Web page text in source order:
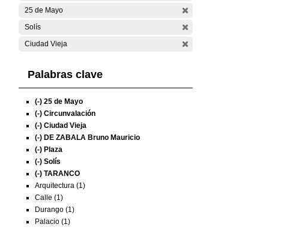
25 de Mayo
Solís
Ciudad Vieja
Palabras clave
(-) 25 de Mayo
(-) Circunvalación
(-) Ciudad Vieja
(-) DE ZABALA Bruno Mauricio
(-) Plaza
(-) Solís
(-) TARANCO
Arquitectura (1)
Calle (1)
Durango (1)
Palacio (1)